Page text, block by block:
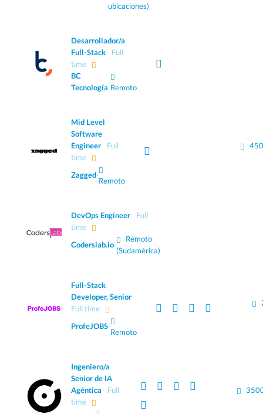
ubicaciones)
Desarrollador/a
Full-Stack
Full
time
BC
Tecnología
·
Remoto
Mid Level
Software
Engineer
Full
time
Zagged·
Remoto
DevOps Engineer
Full
time
Coderslab.io·
Remoto
(Sudamérica)
Full-Stack
Developer, Senior
Full time
ProfeJOBS·
Remoto
Ingeniero/a
Senior de IA
Agéntica
Full
time